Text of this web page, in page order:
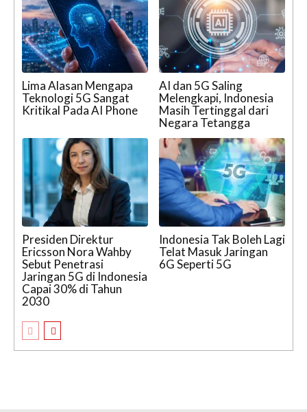
Lima Alasan Mengapa
Teknologi 5G Sangat
Kritikal Pada AI Phone
AI dan 5G Saling
Melengkapi, Indonesia
Masih Tertinggal dari
Negara Tetangga
Presiden Direktur
Ericsson Nora Wahby
Sebut Penetrasi
Jaringan 5G di Indonesia
Capai 30% di Tahun
2030
Indonesia Tak Boleh Lagi
Telat Masuk Jaringan
6G Seperti 5G